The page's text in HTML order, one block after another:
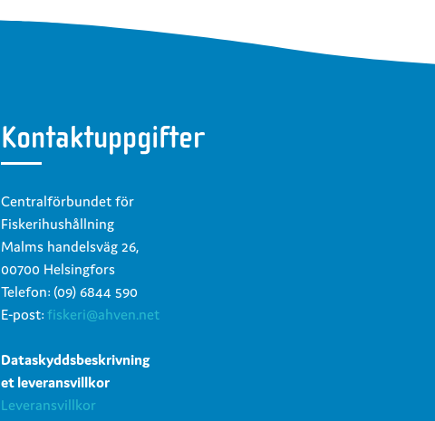
Kontaktuppgifter
Centralförbundet för
Fiskerihushållning
Malms handelsväg 26,
00700 Helsingfors
Telefon: (09) 6844 590
E-post: fiskeri@ahven.net
Dataskyddsbeskrivning
et leveransvillkor
Leveransvillkor